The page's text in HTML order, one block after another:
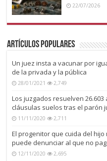
22/07/2026
Artículos Populares
Un juez insta a vacunar por
de la privada y la pública
28/01/2021 2,749
Los juzgados resuelven 26.603
cláusulas suelos tras el parón
11/11/2020 2,711
El progenitor que cuida del
puede denunciar al que no
12/11/2020 2,695